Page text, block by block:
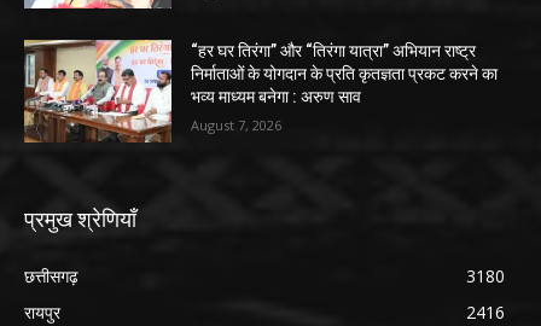
“हर घर तिरंगा” और “तिरंगा यात्रा” अभियान राष्ट्र
निर्माताओं के योगदान के प्रति कृतज्ञता प्रकट करने का
भव्य माध्यम बनेगा : अरुण साव
August 7, 2026
प्रमुख श्रेणियाँ
छत्तीसगढ़
3180
रायपुर
2416